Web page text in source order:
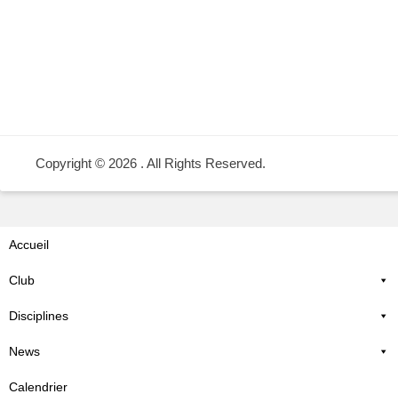
Copyright © 2026 . All Rights Reserved.
Accueil
Club
Disciplines
News
Calendrier